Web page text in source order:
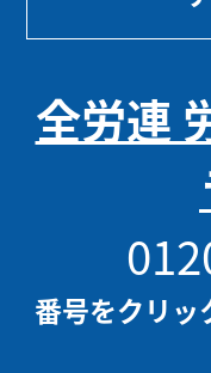
全労連
番号をクリッ